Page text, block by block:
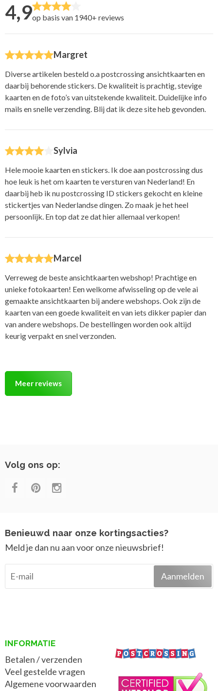
4,9op basis van 1940+ reviews
Margret
Diverse artikelen besteld o.a postcrossing ansichtkaarten en
daarbij behorende stickers. De kwaliteit is prachtig, stevige
kaarten en de foto’s van uitstekende kwaliteit. Duidelijke info
mails en snelle verzending. Blij dat ik deze site heb gevonden.
Sylvia
Hele mooie kaarten en stickers. Ik doe aan postcrossing dus
hoe leuk is het om kaarten te versturen van Nederland! En
daarbij heb ik nu postcrossing ID stickers gekocht en kleine
stickertjes van Nederlandse dingen. Zo maak je het heel
persoonlijk. En top dat ze dat hier allemaal verkopen!
Marcel
Verreweg de beste ansichtkaarten webshop! Prachtige en
unieke fotokaarten! Een welkome afwisseling op de vele ai
gemaakte ansichtkaarten bij andere webshops. Ook zijn de
kaarten van een goede kwaliteit en van iets dikker papier dan
van andere webshops. De bestellingen worden ook altijd
keurig verpakt en snel verzonden.
Meer reviews
Volg ons op:
Benieuwd naar onze kortingsacties?
Meld je dan nu aan voor onze nieuwsbrief!
Aanmelden
INFORMATIE
Betalen / verzenden
Veel gestelde vragen
Algemene voorwaarden